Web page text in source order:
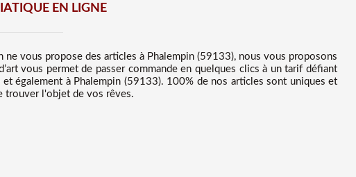
EN LIGNE
ne vous propose desarticles à Phalempin (59133), nous vous proposons
vous permet de passer commande en quelques clics à un tarif défiant
également à Phalempin (59133). 100% de nos articles sont uniques et
trouver l'objet de vos rêves.